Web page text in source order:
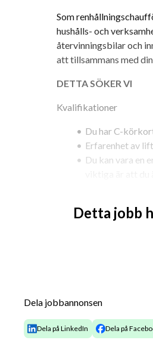
Som
hushålls- och
återvinningsbilar och
att tillsammans med
DETTA SÖKER VI
Kvalifikationer
Du har C-
Erfarenhet av
Du kan vara en
goda kunskaper
vi hittat rätt kandidat.
Detta jobb
Dela jobbannonsen
Dela på LinkedIn Dela på